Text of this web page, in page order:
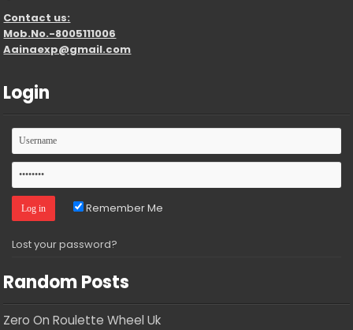
Contact us:
Mob.No.-8005111006
Aainaexp@gmail.com
Login
Remember Me
Lost your password?
Random Posts
Zero On Roulette Wheel Uk